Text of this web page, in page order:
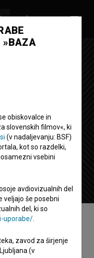
»BAZA
obiskovalce in
slovenskih filmov«, ki
(v nadaljevanju: BSF)
kot so razdelki,
vsebini
avdiovizualnih del
veljajo še posebni
del, ki so
uporabe/
zavod za širjenje
(v